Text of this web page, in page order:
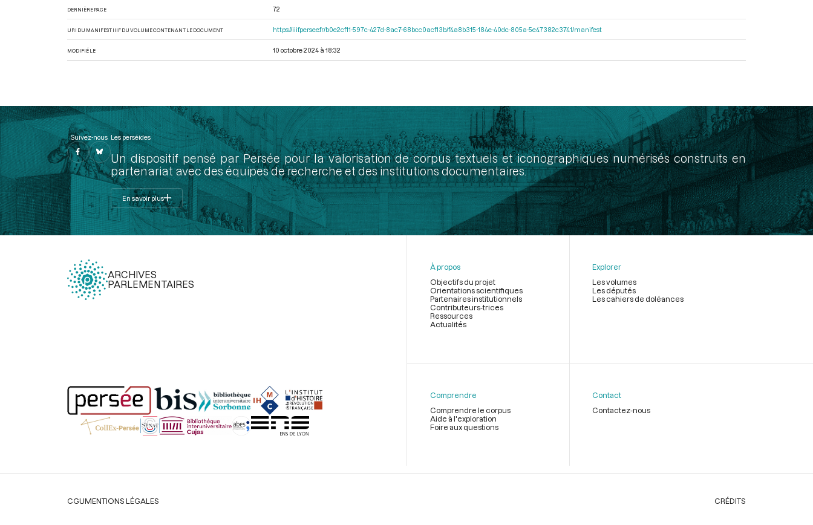
DERNIÈRE PAGE 72
URI DU MANIFEST IIIF DU VOLUME CONTENANT LE DOCUMENT https://iiif.persee.fr/b0e2cf11-597c-427d-8ac7-68bcc0acf13b/f4a8b315-184e-40dc-805a-5e47382c3741/manifest
MODIFIÉ LE 10 octobre 2024 à 18:32
Suivez-nous Les perséides
Un dispositif pensé par Persée pour la valorisation de corpus textuels et iconographiques numérisés construits en
partenariat avec des équipes de recherche et des institutions documentaires.
En savoir plus
ARCHIVES
PARLEMENTAIRES
page
À propos
Objectifs du projet
Orientations scientifiques
Partenaires institutionnels
Contributeurs-trices
Ressources
Actualités
Explorer
Les volumes
Les députés
Les cahiers de doléances
Comprendre
Comprendre le corpus
Aide à l'exploration
Foire aux questions
Contact
Contactez-nous
Légal
CGUMENTIONS LÉGALES CRÉDITS